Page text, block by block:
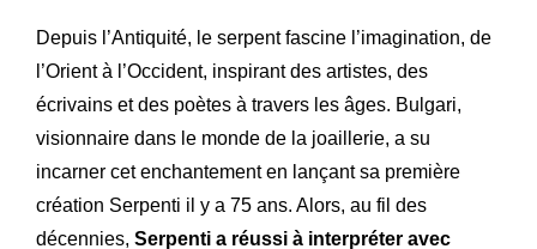
Depuis l’Antiquité, le serpent fascine l’imagination, de
l’Orient à l’Occident, inspirant des artistes, des
écrivains et des poètes à travers les âges. Bulgari,
visionnaire dans le monde de la joaillerie, a su
incarner cet enchantement en lançant sa première
création Serpenti il y a 75 ans. Alors, au fil des
décennies, Serpenti a réussi à interpréter avec